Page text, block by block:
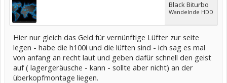
Black Biturbo
Wandelnde HDD
Hier nur gleich das Geld für vernünftige Lüfter zur seite
legen - habe die h100i und die lüften sind - ich sag es mal
von anfang an recht laut und geben dafür schnell den geist
auf ( lagergeräusche - kann - sollte aber nicht) an der
überkopfmontage liegen.